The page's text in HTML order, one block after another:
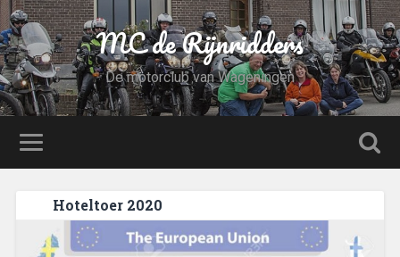
MC de Rijnridders
De motorclub van Wageningen
Hoteltoer 2020